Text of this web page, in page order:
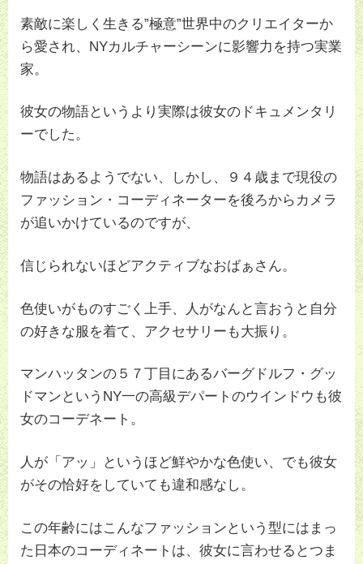
素敵に楽しく生きる”極意”世界中のクリエイターか
ら愛され、NYカルチャーシーンに影響力を持つ実業
家。
彼女の物語というより実際は彼女のドキュメンタリ
ーでした。
物語はあるようでない、しかし、９４歳まで現役の
ファッション・コーディネーターを後ろからカメラ
が追いかけているのですが、
信じられないほどアクティブなおばぁさん。
色使いがものすごく上手、人がなんと言おうと自分
の好きな服を着て、アクセサリーも大振り。
マンハッタンの５７丁目にあるバーグドルフ・グッ
ドマンというNY一の高級デパートのウインドウも彼
女のコーデネート。
人が「アッ」というほど鮮やかな色使い、でも彼女
がその恰好をしていても違和感なし。
この年齢にはこんなファッションという型にはまっ
た日本のコーディネートは、彼女に言わせるとつま